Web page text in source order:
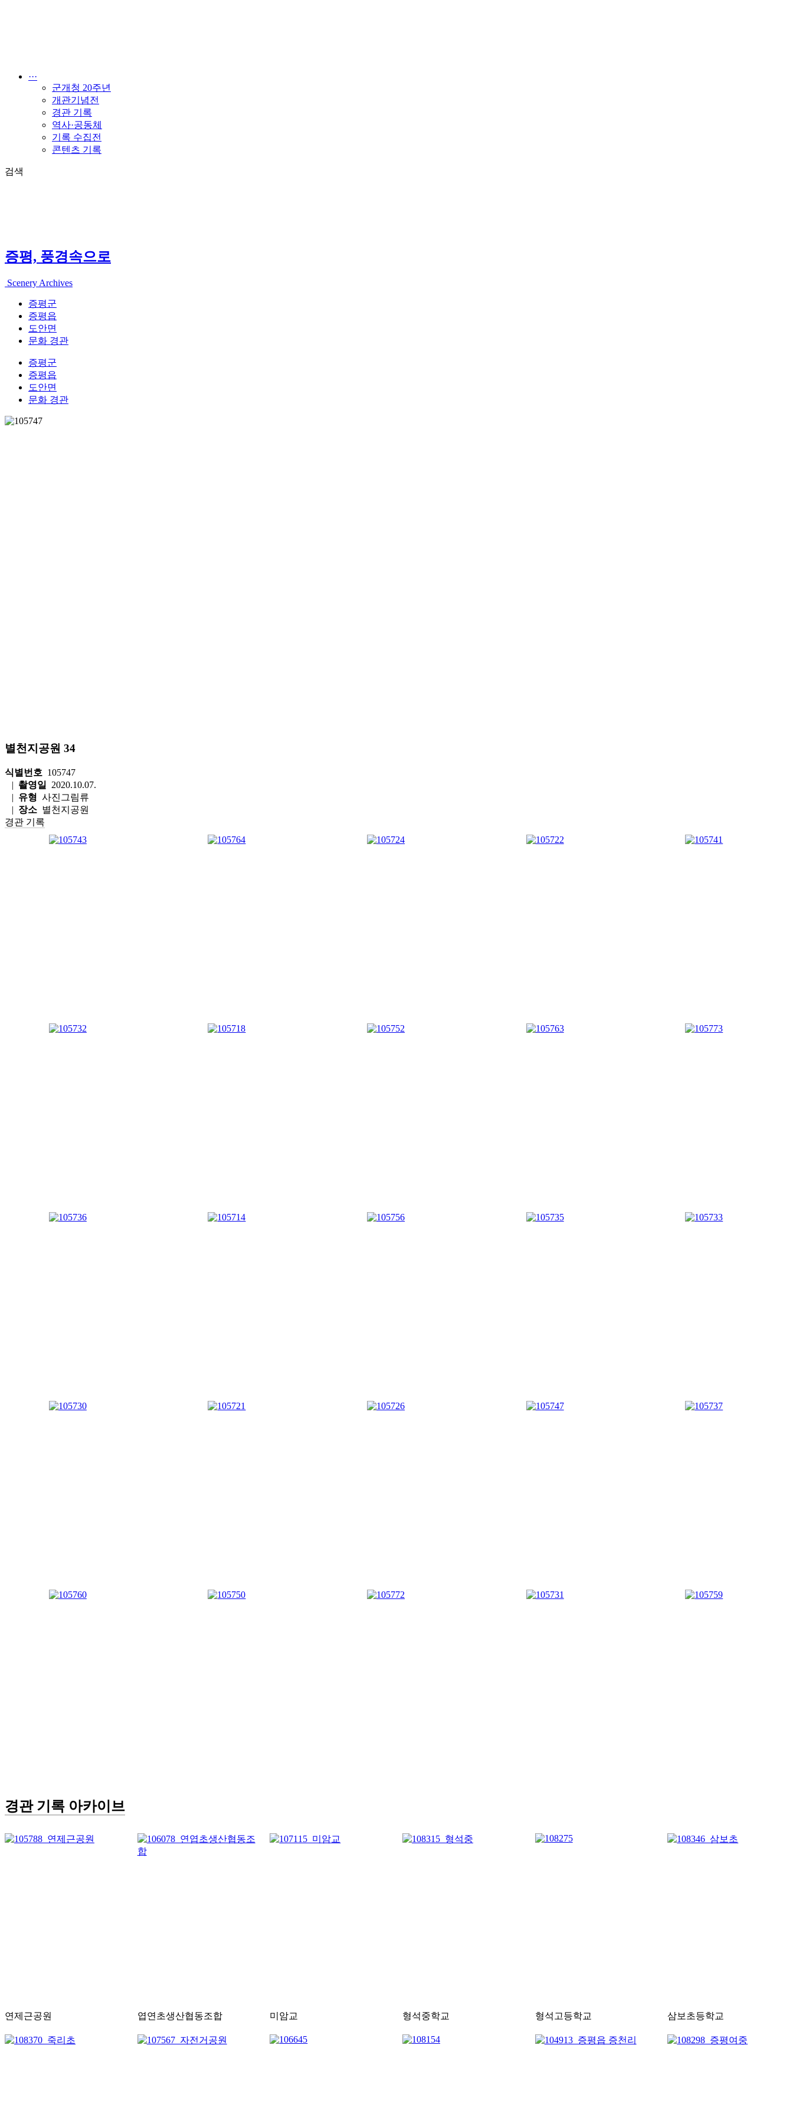
···
군개청 20주년
개관기념전
경관 기록
역사·공동체
기록 수집전
콘텐츠 기록
검색
증평, 풍경속으로
Scenery Archives
증평군
증평읍
도안면
문화 경관
증평군
증평읍
도안면
문화 경관
별천지공원 34
식별번호 105747
| 촬영일
2020.10.07.
| 유형 사진그림류
| 장소 별천지공원
경관 기록
경관 기록 아카이브
연제근공원 엽연초생산협동조합 미암교 형석중학교 형석고등학교 삼보초등학교